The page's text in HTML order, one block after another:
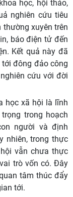
học, hội thảo,
nghiên cứu tiêu
thường xuyên trên
báo điện tử đến
Kết quả này đã
đông đảo công
cứu với đời
học xã hội là lĩnh
trong hoạch
người và định
nhiên, trong thực
vẫn chưa thực
trò vốn có. Đây
tâm thúc đẩy
tới.